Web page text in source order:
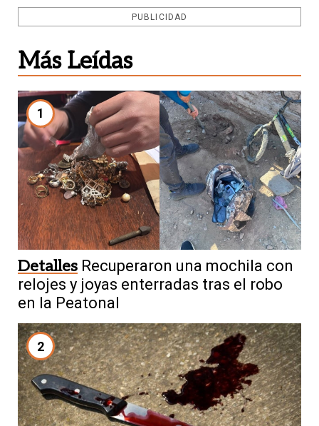
PUBLICIDAD
Más Leídas
1
Detalles Recuperaron una mochila con
relojes y joyas enterradas tras el robo
en la Peatonal
2